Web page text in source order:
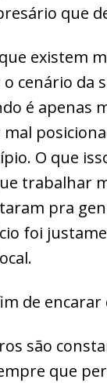
que
existem
cenário da
é apenas
mal
O que
trabalhar
pra
foi
de
são
que